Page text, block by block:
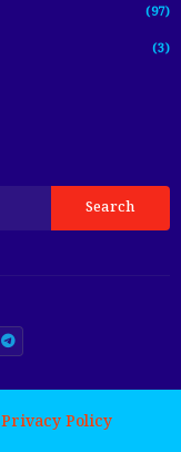
(97)
(3)
Privacy Policy